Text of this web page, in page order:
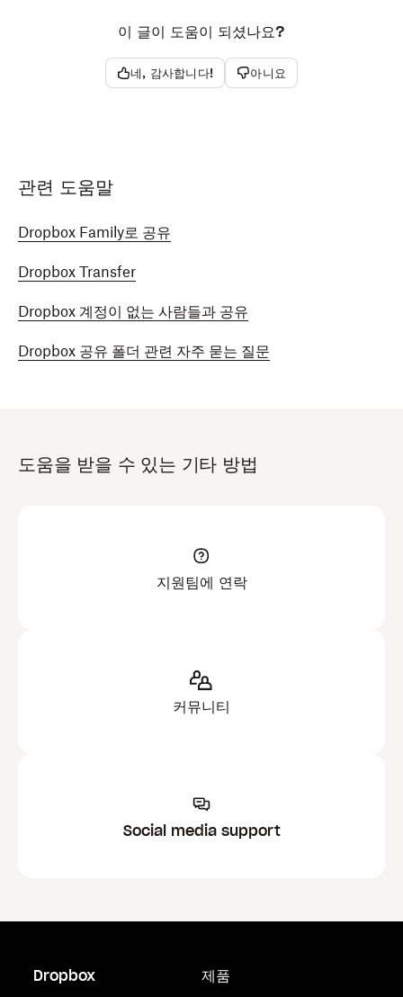
이 글이 도움이 되셨나요?
네, 감사합니다! 아니요
관련 도움말
Dropbox Family로 공유
Dropbox Transfer
Dropbox 계정이 없는 사람들과 공유
Dropbox 공유 폴더 관련 자주 묻는 질문
도움을 받을 수 있는 기타 방법
지원팀에 연락
커뮤니티
Social media support
Dropbox 제품